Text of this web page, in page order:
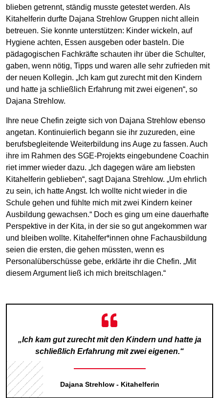
blieben getrennt, ständig musste getestet werden. Als
Kitahelferin durfte Dajana Strehlow Gruppen nicht allein
betreuen. Sie konnte unterstützen: Kinder wickeln, auf
Hygiene achten, Essen ausgeben oder basteln. Die
pädagogischen Fachkräfte schauten ihr über die Schulter,
gaben, wenn nötig, Tipps und waren alle sehr zufrieden mit
der neuen Kollegin. „Ich kam gut zurecht mit den Kindern
und hatte ja schließlich Erfahrung mit zwei eigenen“, so
Dajana Strehlow.
Ihre neue Chefin zeigte sich von Dajana Strehlow ebenso
angetan. Kontinuierlich begann sie ihr zuzureden, eine
berufsbegleitende Weiterbildung ins Auge zu fassen. Auch
ihre im Rahmen des SGE-Projekts eingebundene Coachin
riet immer wieder dazu. „Ich dagegen wäre am liebsten
Kitahelferin geblieben“, sagt Dajana Strehlow. „Um ehrlich
zu sein, ich hatte Angst. Ich wollte nicht wieder in die
Schule gehen und fühlte mich mit zwei Kindern keiner
Ausbildung gewachsen.“ Doch es ging um eine dauerhafte
Perspektive in der Kita, in der sie so gut angekommen war
und bleiben wollte. Kitahelfer*innen ohne Fachausbildung
seien die ersten, die gehen müssten, wenn es
Personalüberschüsse gebe, erklärte ihr die Chefin. „Mit
diesem Argument ließ ich mich breitschlagen.“
„Ich kam gut zurecht mit den Kindern und hatte ja
schließlich Erfahrung mit zwei eigenen.“
Dajana Strehlow - Kitahelferin